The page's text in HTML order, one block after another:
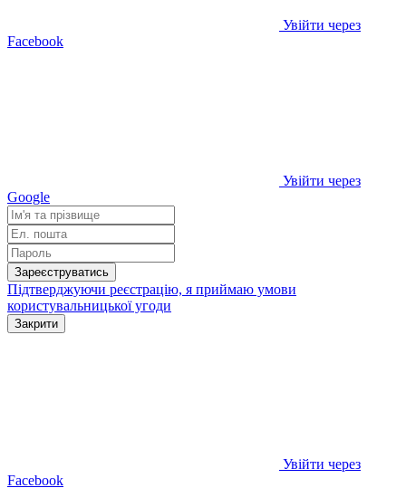
Увійти через
Facebook
Увійти через
Google
Зареєструватись
Підтверджуючи реєстрацію, я приймаю умови
користувальницької угоди
Закрити
Увійти через
Facebook